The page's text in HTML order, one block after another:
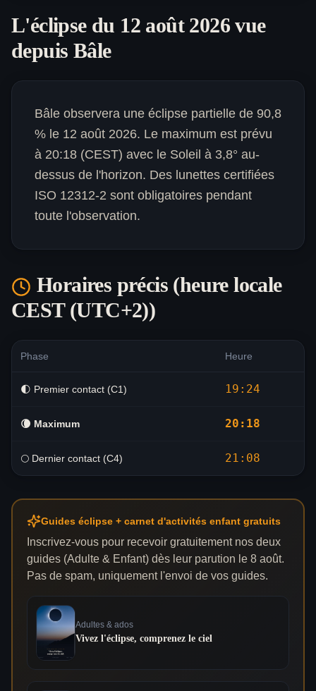
L'éclipse du 12 août 2026 vue
depuis Bâle
Bâle observera une éclipse partielle de 90,8
% le 12 août 2026. Le maximum est prévu
à 20:18 (CEST) avec le Soleil à 3,8° au-
dessus de l'horizon. Des lunettes certifiées
ISO 12312-2 sont obligatoires pendant
toute l'observation.
Horaires précis (heure locale
CEST (UTC+2))
Phase Heure
🌓 Premier contact (C1) 19:24
🌘 Maximum 20:18
🌕 Dernier contact (C4) 21:08
Guides éclipse + carnet d'activités enfant gratuits
Inscrivez-vous pour recevoir gratuitement nos deux
guides (Adulte & Enfant) dès leur parution le 8 août.
Pas de spam, uniquement l'envoi de vos guides.
Adultes & ados
Vivez l'éclipse, comprenez le ciel